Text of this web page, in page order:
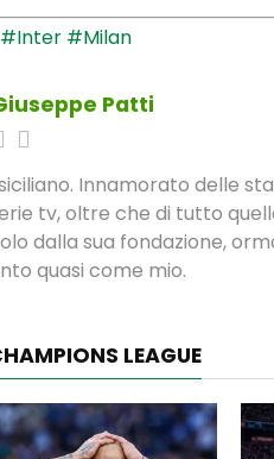
#Inter #Milan
Patti
Innamorato delle
tv, oltre che di tutto
dalla sua fondazione,
quasi come mio.
LEAGUE